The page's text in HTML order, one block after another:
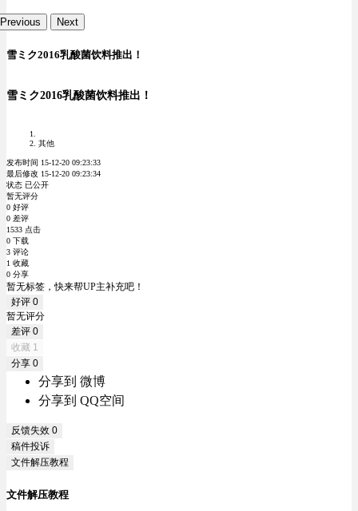
Previous Next
雪ミク2016乳酸菌饮料推出！
雪ミク2016乳酸菌饮料推出！
其他
发布时间 15-12-20 09:23:33
最后修改 15-12-20 09:23:34
状态 已公开
暂无评分
0 好评
0 差评
1533 点击
0 下载
3 评论
1 收藏
0 分享
暂无标签，快来帮UP主补充吧！
好评 0
暂无评分
差评 0
收藏 1
分享 0
分享到 微博
分享到 QQ空间
反馈失效 0
稿件投诉
文件解压教程
文件解压教程